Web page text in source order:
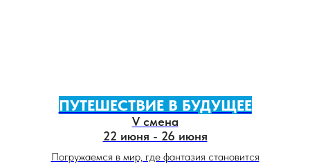
ПУТЕШЕСТВИЕ В БУДУЩЕЕ
V смена
22 июня - 26 июня
Погружаемся в мир, где фантазия становится